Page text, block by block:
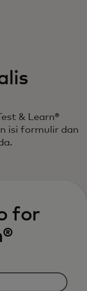
& Learn®
isi formulir dan
for